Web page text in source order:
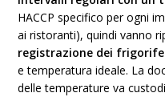
HACCP specifico per ogni
ai ristoranti), quindi vanno
registrazione dei
e temperatura ideale. La
delle temperature va